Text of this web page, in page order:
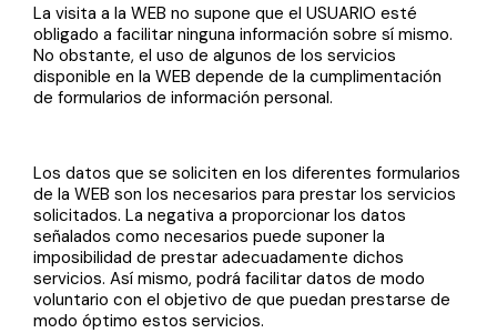
La visita a la WEB no supone que el USUARIO esté
obligado a facilitar ninguna información sobre sí mismo.
No obstante, el uso de algunos de los servicios
disponible en la WEB depende de la cumplimentación
de formularios de información personal.
Los datos que se soliciten en los diferentes formularios
de la WEB son los necesarios para prestar los servicios
solicitados. La negativa a proporcionar los datos
señalados como necesarios puede suponer la
imposibilidad de prestar adecuadamente dichos
servicios. Así mismo, podrá facilitar datos de modo
voluntario con el objetivo de que puedan prestarse de
modo óptimo estos servicios.